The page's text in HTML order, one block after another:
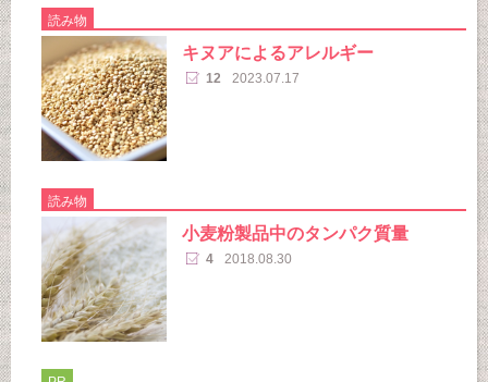
読み物
キヌアによるアレルギー
12 2023.07.17
読み物
小麦粉製品中のタンパク質量
4 2018.08.30